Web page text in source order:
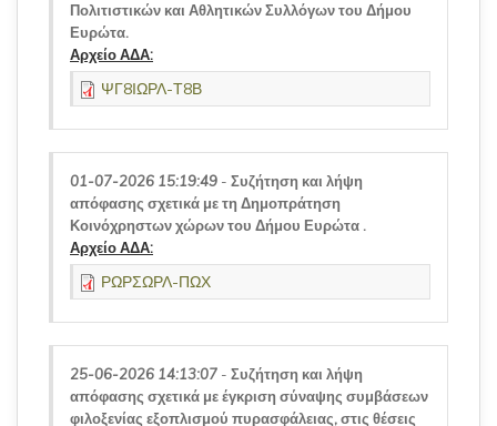
Πολιτιστικών και Αθλητικών Συλλόγων του Δήμου
Ευρώτα.
Αρχείο ΑΔΑ:
ΨΓ8ΙΩΡΛ-Τ8Β
01-07-2026 15:19:49 - Συζήτηση και λήψη
απόφασης σχετικά με τη Δημοπράτηση
Κοινόχρηστων χώρων του Δήμου Ευρώτα .
Αρχείο ΑΔΑ:
ΡΩΡΣΩΡΛ-ΠΩΧ
25-06-2026 14:13:07 - Συζήτηση και λήψη
απόφασης σχετικά με έγκριση σύναψης συμβάσεων
φιλοξενίας εξοπλισμού πυρασφάλειας, στις θέσεις